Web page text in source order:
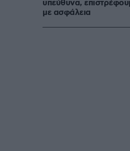
υπεύθυνα,
με ασφάλεια